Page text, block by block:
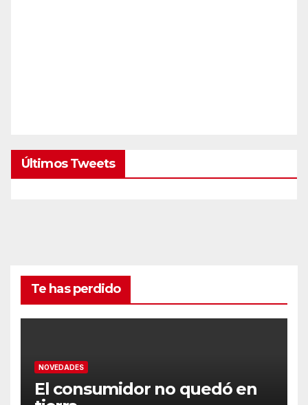
Últimos Tweets
Te has perdido
NOVEDADES
El consumidor no quedó en